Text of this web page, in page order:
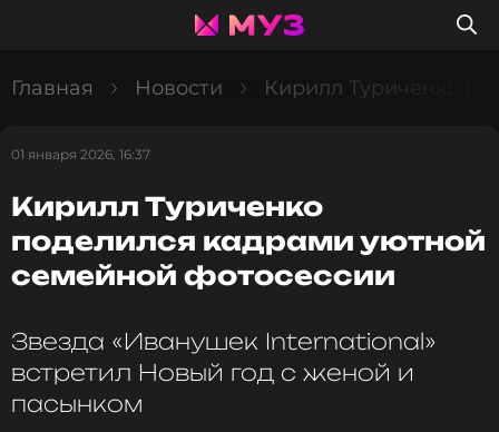
Главная Новости Кирилл Туриченко
01 января 2026, 16:37
Кирилл Туриченко
поделился кадрами уютной
семейной фотосессии
Звезда «Иванушек International»
встретил Новый год с женой и
пасынком